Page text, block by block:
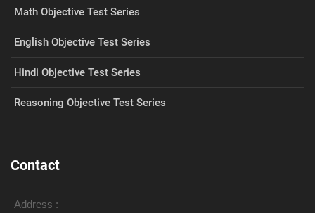
Math Objective Test Series
English Objective Test Series
Hindi Objective Test Series
Reasoning Objective Test Series
Contact
Address :